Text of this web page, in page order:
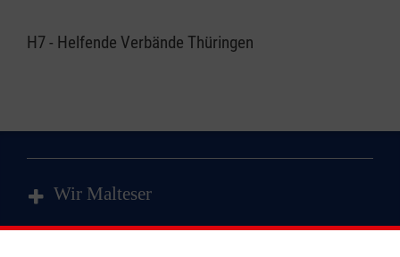
H7 - Helfende Verbände Thüringen
Wir Malteser